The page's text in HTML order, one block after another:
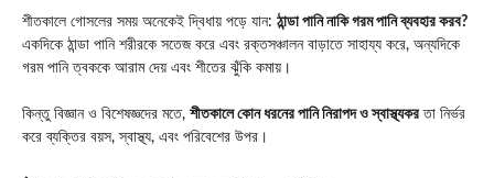
শীতকালে গোসলের সময় অনেকেই দ্বিধায় পড়ে যান: ঠান্ডা পানি নাকি গরম পানি ব্যবহার করব?
একদিকে ঠান্ডা পানি শরীরকে সতেজ করে এবং রক্তসঞ্চালন বাড়াতে সাহায্য করে, অন্যদিকে
গরম পানি ত্বককে আরাম দেয় এবং শীতের ঝুঁকি কমায়।
কিন্তু বিজ্ঞান ও বিশেষজ্ঞদের মতে, শীতকালে কোন ধরনের পানি নিরাপদ ও স্বাস্থ্যকর তা নির্ভর
করে ব্যক্তির বয়স, স্বাস্থ্য, এবং পরিবেশের উপর।